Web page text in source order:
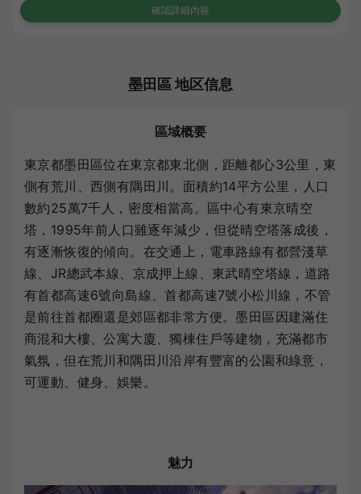
確認詳細內容
墨田區 地区信息
區域概要
東京都墨田區位在東京都東北側，距離都心3公里，東
側有荒川、西側有隅田川。面積約14平方公里，人口
數約25萬7千人，密度相當高。區中心有東京晴空
塔，1995年前人口雖逐年減少，但從晴空塔落成後，
有逐漸恢復的傾向。在交通上，電車路線有都營淺草
線、JR總武本線、京成押上線、東武晴空塔線，道路
有首都高速6號向島線、首都高速7號小松川線，不管
是前往首都圈還是郊區都非常方便。墨田區因建滿住
商混和大樓、公寓大廈、獨棟住戶等建物，充滿都市
氣氛，但在荒川和隅田川沿岸有豐富的公園和綠意，
可運動、健身、娛樂。
魅力